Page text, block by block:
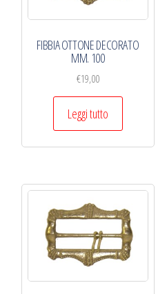
FIBBIA OTTONE DECORATO
MM. 100
€19,00
Leggi tutto